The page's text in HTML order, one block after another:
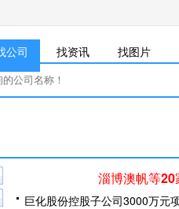
公司 找资讯
找图片
淄博澳帆等
巨化股份控股子公司3000万元